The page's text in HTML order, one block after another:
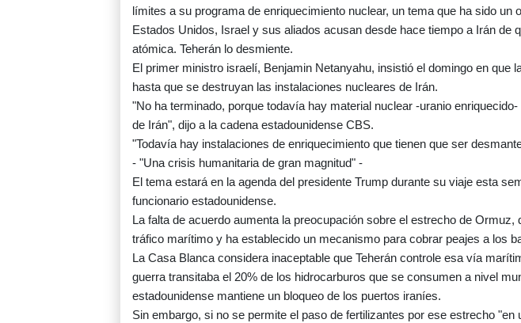
límites a su programa de enriquecimiento nuclear, un tema que ha sido un
Estados Unidos, Israel y sus aliados acusan desde hace tiempo a Irán de
atómica. Teherán lo desmiente.
El primer ministro israelí, Benjamin Netanyahu, insistió el domingo en que
hasta que se destruyan las instalaciones nucleares de Irán.
"No ha terminado, porque todavía hay material nuclear -uranio
de Irán", dijo a la cadena estadounidense CBS.
"Todavía hay instalaciones de enriquecimiento que tienen que ser
- "Una crisis humanitaria de gran magnitud" -
El tema estará en la agenda del presidente Trump durante su viaje esta
funcionario estadounidense.
La falta de acuerdo aumenta la preocupación sobre el estrecho de Ormuz,
tráfico marítimo y ha establecido un mecanismo para cobrar peajes a los
La Casa Blanca considera inaceptable que Teherán controle esa vía
guerra transitaba el 20% de los hidrocarburos que se consumen a nivel
estadounidense mantiene un bloqueo de los puertos iraníes.
Sin embargo, si no se permite el paso de fertilizantes por ese estrecho "en